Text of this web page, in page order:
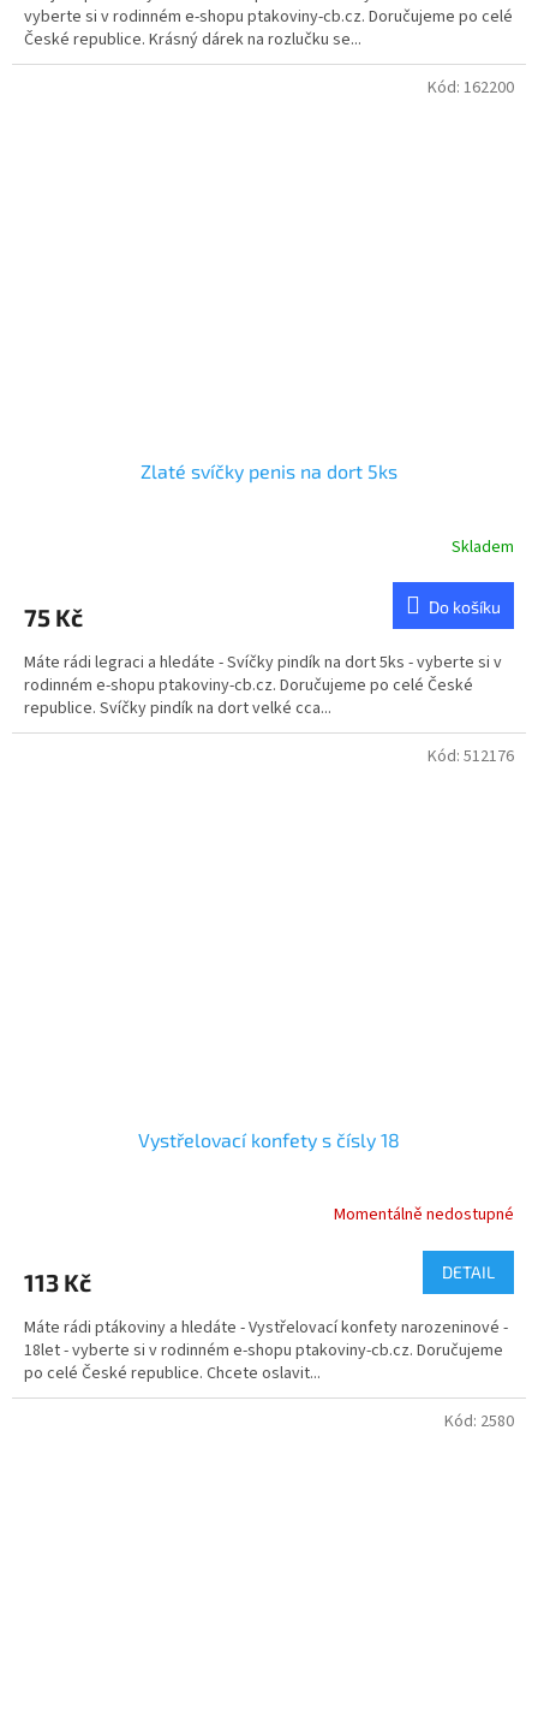
vyberte si v rodinném e-shopu ptakoviny-cb.cz. Doručujeme po celé
České republice. Krásný dárek na rozlučku se...
Zlaté svíčky penis na dort 5ks
Skladem
75 Kč Do košíku
Máte rádi legraci a hledáte - Svíčky pindík na dort 5ks - vyberte si v
rodinném e-shopu ptakoviny-cb.cz. Doručujeme po celé České
republice. Svíčky pindík na dort velké cca...
Kód: 162200
Vystřelovací konfety s čísly 18
Momentálně nedostupné
113 Kč DETAIL
Máte rádi ptákoviny a hledáte - Vystřelovací konfety narozeninové -
18let - vyberte si v rodinném e-shopu ptakoviny-cb.cz. Doručujeme
po celé České republice. Chcete oslavit...
Kód: 512176
Kód: 2580